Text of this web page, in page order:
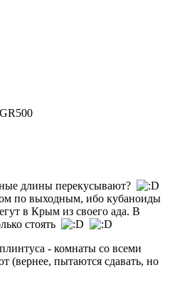
длины перекусывают?
по выходным, ибо кубаноиды
в Крым из своего ада. В
стоять
- комнаты со всеми
(вернее, пытаются сдавать, но